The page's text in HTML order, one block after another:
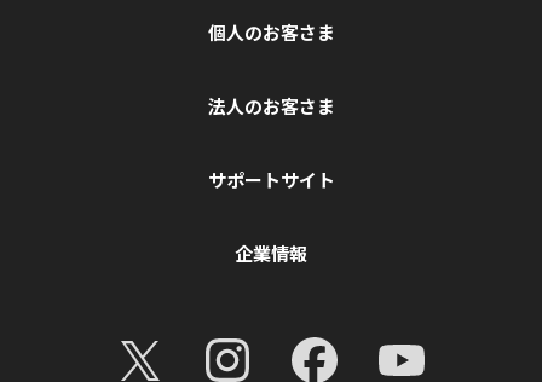
個人のお客さま
法人のお客さま
サポートサイト
企業情報